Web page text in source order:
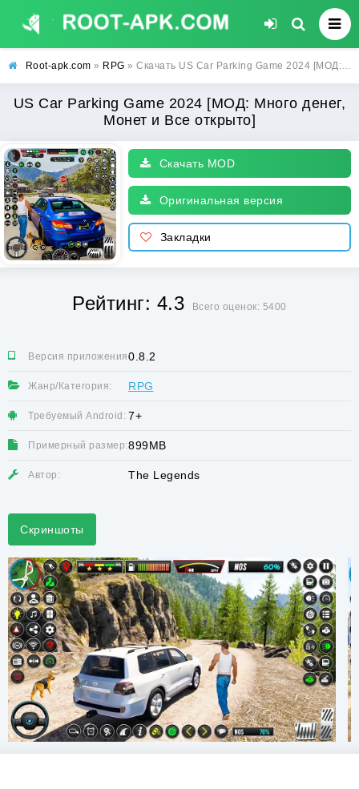
Root-apk.com » RPG » Скачать US Car Parking Game 2024 [МОД: Много денег, Монет и Все открыто] | Взлом US Car Parking Game 2024 на Андроид
US Car Parking Game 2024 [МОД: Много денег,
Монет и Все открыто]
Скачать MOD
Оригинальная версия
Закладки
Рейтинг: 4.3 Всего оценок: 5400
Версия приложения:0.8.2
Жанр/Категория: RPG
Требуемый Android: 7+
Примерный размер:899MB
Автор: The Legends
Скриншоты